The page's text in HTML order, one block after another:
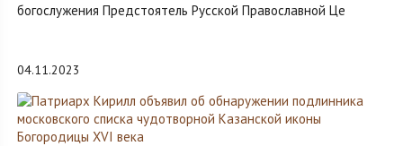
богослужения Предстоятель Русской Православной Це
04.11.2023